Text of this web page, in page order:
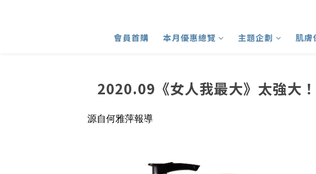
會員首購
本月優惠總覽 主題企劃 肌膚
2020.09《女人我最大》太強大
源自何雅萍報導